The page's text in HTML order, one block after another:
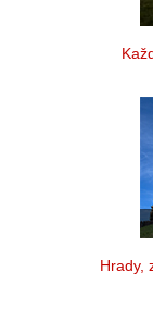
Hrady,